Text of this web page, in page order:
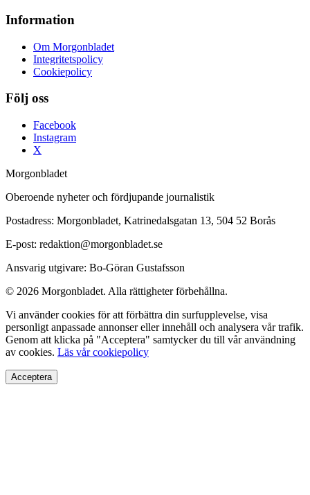
Information
Om Morgonbladet
Integritetspolicy
Cookiepolicy
Följ oss
Facebook
Instagram
X
Morgonbladet
Oberoende nyheter och fördjupande journalistik
Postadress: Morgonbladet, Katrinedalsgatan 13, 504 52 Borås
E-post: redaktion@morgonbladet.se
Ansvarig utgivare: Bo-Göran Gustafsson
© 2026 Morgonbladet. Alla rättigheter förbehållna.
Vi använder cookies för att förbättra din surfupplevelse, visa
personligt anpassade annonser eller innehåll och analysera vår trafik.
Genom att klicka på "Acceptera" samtycker du till vår användning
av cookies. Läs vår cookiepolicy
Acceptera